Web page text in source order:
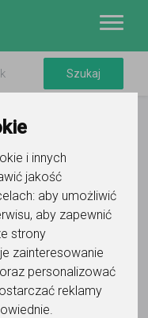
i innych
jakość
aby umożliwić
, aby zapewnić
strony
zainteresowanie
personalizować
reklamy
.